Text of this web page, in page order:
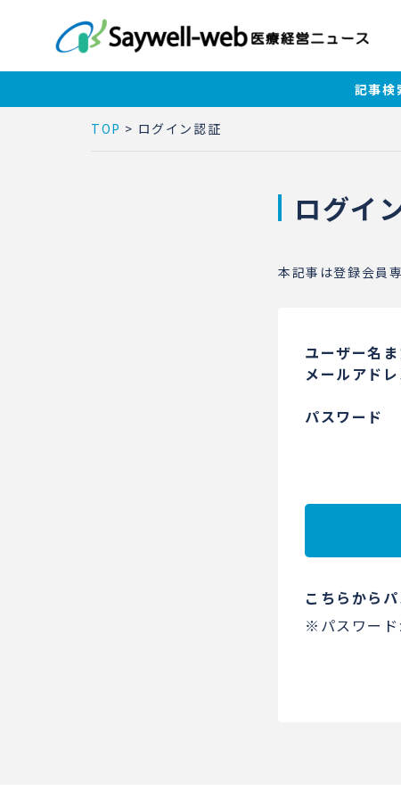
記事検
TOP > ログイン認証
ログイ
本記事は登録会員
ユーザー名
メールアド
パスワード
こちらから
※パスワード